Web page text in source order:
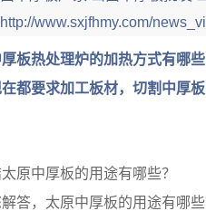
http://www.sxjfhmy.com/
板热处理炉的加热方式有哪
都要求加工板材，切割中厚
原中厚板的用途有哪些？
答，太原中厚板的用途有哪些